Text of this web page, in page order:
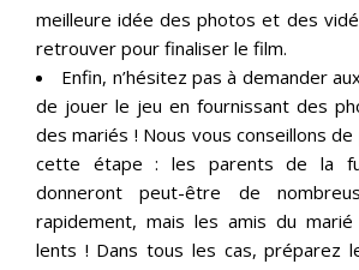
meilleure idée des photos et des
retrouver pour finaliser le film.
Enfin, n’hésitez pas à demander
de jouer le jeu en fournissant des
des mariés ! Nous vous conseillons
cette étape : les parents de la
donneront peut-être de
rapidement, mais les amis du
lents ! Dans tous les cas, préparez